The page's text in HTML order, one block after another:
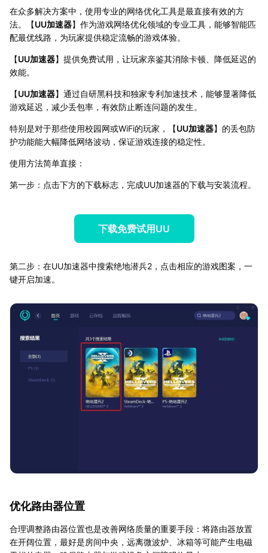
在众多解决方案中，使用专业的网络优化工具是最直接有效的方
法。【UU加速器】作为游戏网络优化领域的专业工具，能够智能匹
配最优线路，为玩家提供稳定流畅的游戏体验。
【UU加速器】提供免费试用，让玩家亲鉴其消除卡顿、降低延迟的
效能。
【UU加速器】通过自研黑科技和独家专利加速技术，能够显著降低
游戏延迟，减少丢包率，有效防止断连问题的发生。
特别是对于那些使用校园网或WiFi的玩家，【UU加速器】的丢包防
护功能能大幅降低网络波动，保证游戏连接的稳定性。
使用方法简单直接：
第一步：点击下方的下载标志，完成UU加速器的下载与安装流程。
下载免费试用UU
第二步：在UU加速器中搜索绝地潜兵2，点击相应的游戏图案，一
键开启加速。
优化路由器位置
合理调整路由器位置也是改善网络质量的重要手段：将路由器放置
在开阔位置，最好是房间中央，远离微波炉、冰箱等可能产生电磁